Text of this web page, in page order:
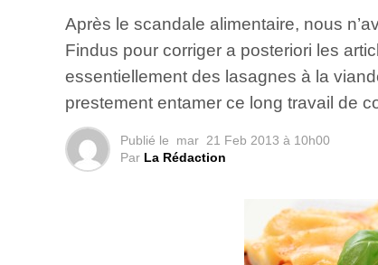
Après le scandale alimentaire, nous
Findus pour corriger a posteriori les
essentiellement des lasagnes à la
prestement entamer ce long travail de
Publié le mar 21 Feb 2013 à 10h00
Par La Rédaction